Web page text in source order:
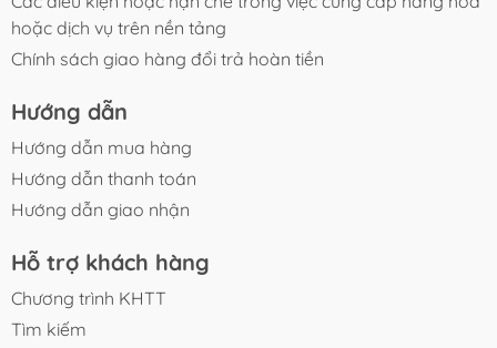
hoặc dịch vụ trên nền tảng
Chính sách giao hàng đổi trả hoàn tiền
Hướng dẫn
Hướng dẫn mua hàng
Hướng dẫn thanh toán
Hướng dẫn giao nhận
Hỗ trợ khách hàng
Chương trình KHTT
Tìm kiếm